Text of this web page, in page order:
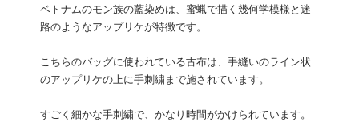
ベトナムのモン族の藍染めは、蜜蝋で描く幾何学模様と迷
路のようなアップリケが特徴です。
こちらのバッグに使われている古布は、手縫いのライン状
のアップリケの上に手刺繍まで施されています。
すごく細かな手刺繍で、かなり時間がかけられています。